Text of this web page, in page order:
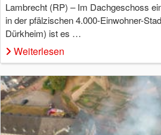
Lambrecht (RP) – Im Dachgeschoss
in der pfälzischen 4.000-Einwohner-
Dürkheim) ist es …
Weiterlesen